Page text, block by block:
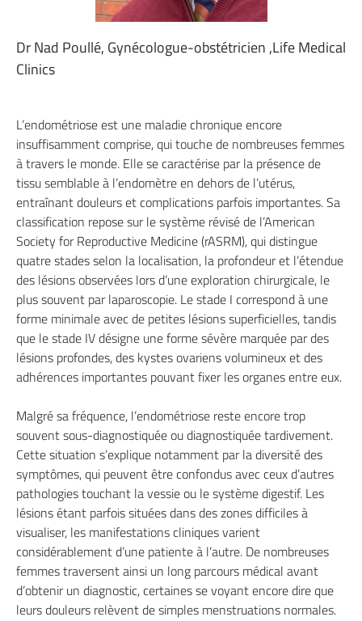
Dr Nad Poullé, Gynécologue-obstétricien ,Life Medical
Clinics
L’endométriose est une maladie chronique encore
insuffisamment comprise, qui touche de nombreuses femmes
à travers le monde. Elle se caractérise par la présence de
tissu semblable à l’endomètre en dehors de l’utérus,
entraînant douleurs et complications parfois importantes. Sa
classification repose sur le système révisé de l’American
Society for Reproductive Medicine (rASRM), qui distingue
quatre stades selon la localisation, la profondeur et l’étendue
des lésions observées lors d’une exploration chirurgicale, le
plus souvent par laparoscopie. Le stade I correspond à une
forme minimale avec de petites lésions superficielles, tandis
que le stade IV désigne une forme sévère marquée par des
lésions profondes, des kystes ovariens volumineux et des
adhérences importantes pouvant fixer les organes entre eux.
Malgré sa fréquence, l’endométriose reste encore trop
souvent sous-diagnostiquée ou diagnostiquée tardivement.
Cette situation s’explique notamment par la diversité des
symptômes, qui peuvent être confondus avec ceux d’autres
pathologies touchant la vessie ou le système digestif. Les
lésions étant parfois situées dans des zones difficiles à
visualiser, les manifestations cliniques varient
considérablement d’une patiente à l’autre. De nombreuses
femmes traversent ainsi un long parcours médical avant
d’obtenir un diagnostic, certaines se voyant encore dire que
leurs douleurs relèvent de simples menstruations normales.